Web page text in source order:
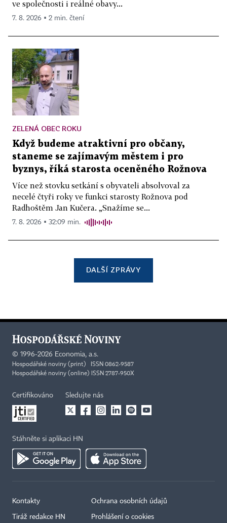
ve společnosti i reálné obavy...
7. 8. 2026 ▪ 2 min. čtení
ZELENÁ OBEC ROKU
Když budeme atraktivní pro občany,
staneme se zajímavým městem i pro
byznys, říká starosta oceněného Rožnova
Více než stovku setkání s obyvateli absolvoval za
necelé čtyři roky ve funkci starosty Rožnova pod
Radhoštěm Jan Kučera. „Snažíme se...
7. 8. 2026 ▪ 32:09 min.
DALŠÍ ZPRÁVY
© 1996-2026 Economia, a.s.
Hospodářské noviny (print) ISSN 0862-9587
Hospodářské noviny (online) ISSN 2787-950X
Certifikováno Sledujte nás
Stáhněte si aplikaci HN
Kontakty
Tiráž redakce HN
Ochrana osobních údajů
Prohlášení o cookies